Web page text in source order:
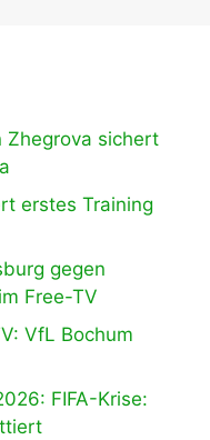
Zhegrova sichert
erstes Training
gegen
Free-TV
VfL Bochum
FIFA-Krise: